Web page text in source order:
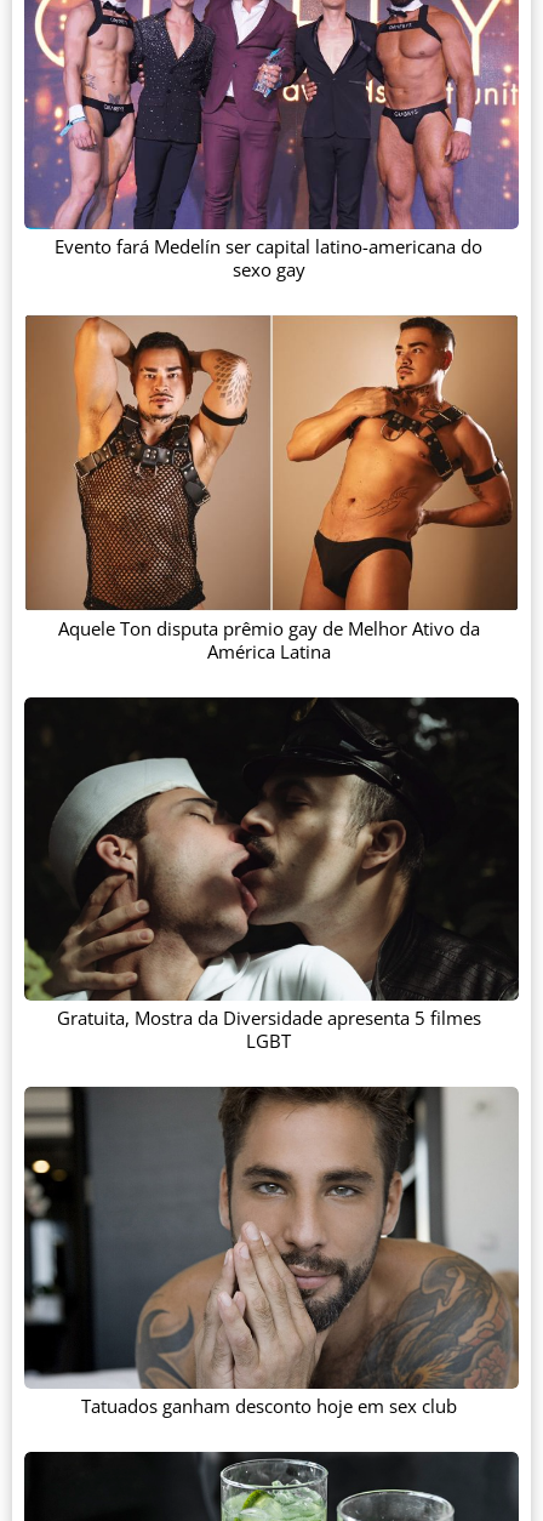
Evento fará Medelín ser capital latino-americana do
sexo gay
Aquele Ton disputa prêmio gay de Melhor Ativo da
América Latina
Gratuita, Mostra da Diversidade apresenta 5 filmes
LGBT
Tatuados ganham desconto hoje em sex club